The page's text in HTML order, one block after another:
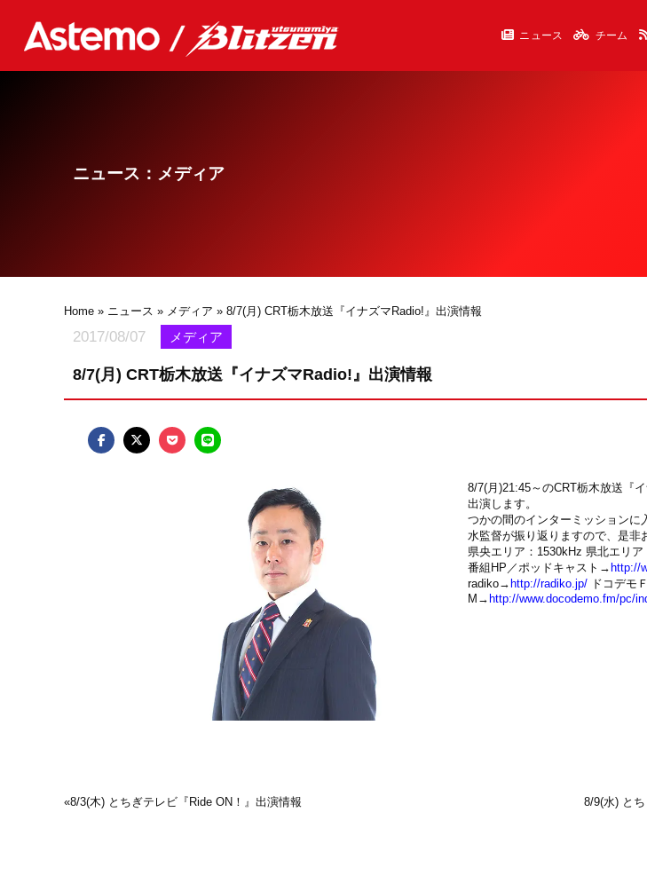
ニュース チーム
ニュース：メディア
Home » ニュース » メディア » 8/7(月) CRT栃木放送『イナズマRadio!』出演情報
2017/08/07 メディア
8/7(月) CRT栃木放送『イナズマRadio!』出演情報
8/7(月)21:45～のCRT栃木放送『
出演します。
つかの間のインターミッションに
水監督が振り返りますので、是非
県央エリア：1530kHz 県北エリ
番組HP／ポッドキャスト→ http://
radiko→ http://radiko.jp/ ドコデモＦ
M→ http://www.docodemo.fm/pc/
«8/3(木) とちぎテレビ『Ride ON！』出演情報 8/9(水) と